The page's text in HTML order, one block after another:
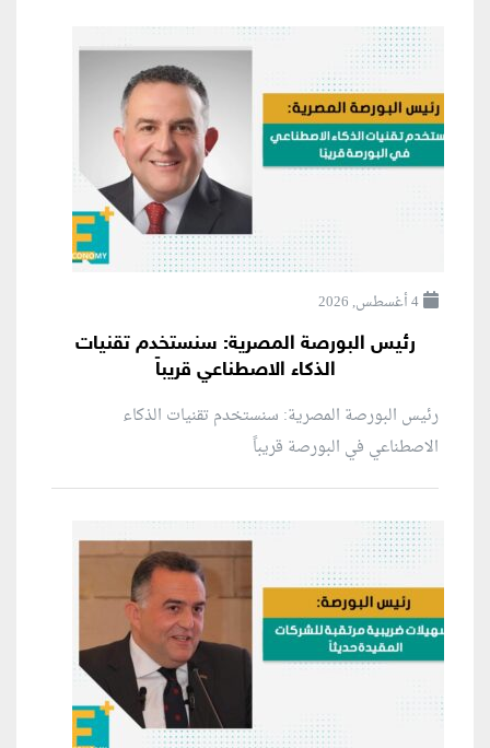
4 أغسطس, 2026
رئيس البورصة المصرية: سنستخدم تقنيات
الذكاء الاصطناعي قريباً
رئيس البورصة المصرية: سنستخدم تقنيات الذكاء
الاصطناعي في البورصة قريباً